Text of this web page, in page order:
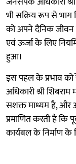
भी सक्रिय रूप से भाग
को अपने दैनिक जीवन
एवं ऊर्जा के लिए
हुआ।
इस पहल के प्रभाव
अधिकारी श्री
सशक्त माध्यम है, और
प्रमाणित करती है कि
कार्यबल के निर्माण के